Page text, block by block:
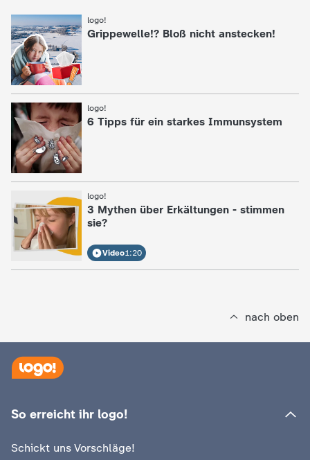
e
n
a
c
logo!
: Grippewelle!? Bloß nicht anstecken!
logo!
: 6 Tipps für ein starkes Immunsystem
logo!
:
3 Mythen über Erkältungen - stimmen
sie?
Video1:20
nach oben
So erreicht ihr logo!
Schickt uns Vorschläge!